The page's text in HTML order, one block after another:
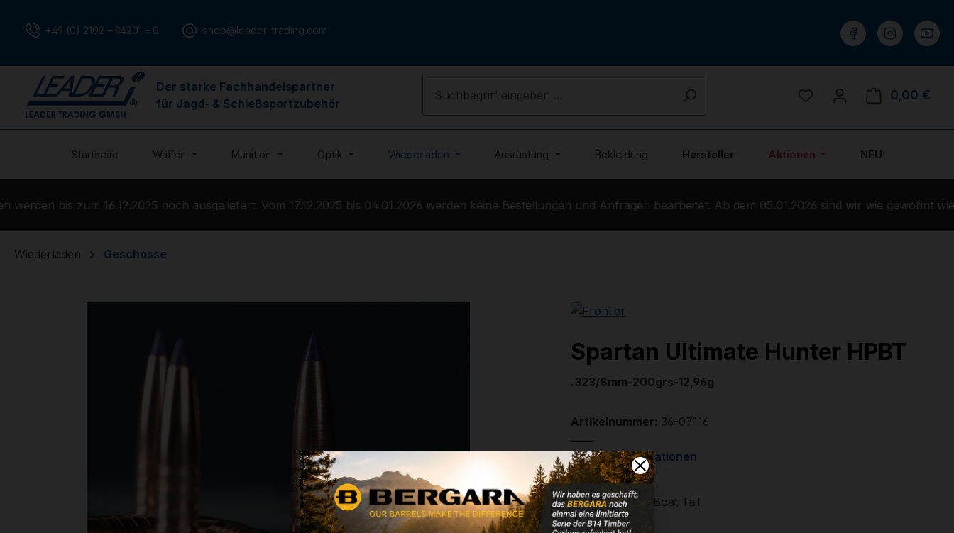
+49 (0) 2102 – 94201 – 0 shop@leader-trading.com
Der starke Fachhandelspartner
für Jagd- & Schießsportzubehör
Du hast 0 Produkte auf
0,00 €
Startseite Waffen Munition Optik Wiederladen Ausrüstung Bekleidung Hersteller Aktionen NEU
bis zum 16.12.2025 noch ausgeliefert. Vom 17.12.2025 bis 04.01.2026 werden keine Bestellungen und Anfragen bearbeitet. Ab dem 05.01.2026 sind wir wie gewohnt
Wiederladen Geschosse
Spartan Ultimate Hunter HPBT
.323/8mm-200grs-12,96g
Artikelnummer: 36-07116
Weitere Informationen
✔VE: 50 St.
✔Polymer Tip Boat Tail